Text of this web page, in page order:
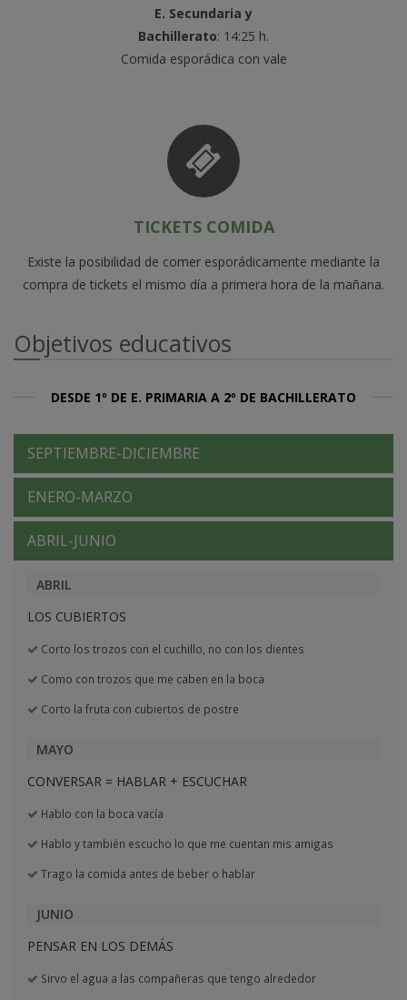
E. Secundaria y
Bachillerato: 14:25 h.
Comida esporádica con vale
TICKETS COMIDA
Existe la posibilidad de comer esporádicamente mediante la
compra de tickets el mismo día a primera hora de la mañana.
Objetivos educativos
DESDE 1º DE E. PRIMARIA A 2º DE BACHILLERATO
SEPTIEMBRE-DICIEMBRE
ENERO-MARZO
ABRIL-JUNIO
ABRIL
LOS CUBIERTOS
Corto los trozos con el cuchillo, no con los dientes
Como con trozos que me caben en la boca
Corto la fruta con cubiertos de postre
MAYO
CONVERSAR = HABLAR + ESCUCHAR
Hablo con la boca vacía
Hablo y también escucho lo que me cuentan mis amigas
Trago la comida antes de beber o hablar
JUNIO
PENSAR EN LOS DEMÁS
Sirvo el agua a las compañeras que tengo alrededor